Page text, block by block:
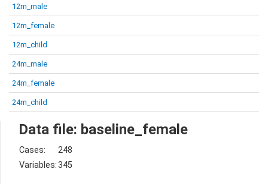
12m_male
12m_female
12m_child
24m_male
24m_female
24m_child
Data file: baseline_female
Cases:
248
Variables:345